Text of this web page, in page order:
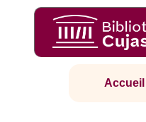
Accueil